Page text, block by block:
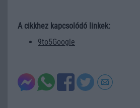
A cikkhez kapcsolódó linkek:
9to5Google